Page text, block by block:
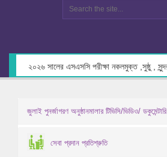
জুলাই পুনর্জাগরণ অনুষ্ঠানমালার টিভিসি/ভিডিও/ ডকুমেন্টারি
সেবা প্রদান প্রতিশ্রুতি